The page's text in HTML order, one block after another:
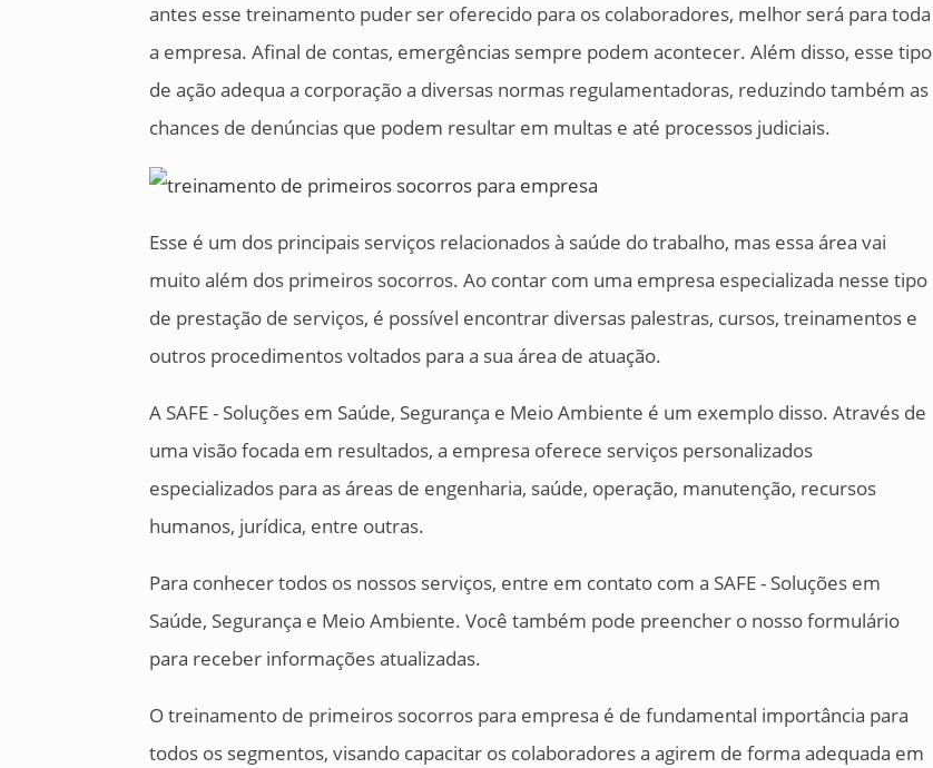
antes esse treinamento puder ser oferecido para os colaboradores, melhor será para toda
a empresa. Afinal de contas, emergências sempre podem acontecer. Além disso, esse tipo
de ação adequa a corporação a diversas normas regulamentadoras, reduzindo também as
chances de denúncias que podem resultar em multas e até processos judiciais.
Esse é um dos principais serviços relacionados à saúde do trabalho, mas essa área vai
muito além dos primeiros socorros. Ao contar com uma empresa especializada nesse tipo
de prestação de serviços, é possível encontrar diversas palestras, cursos, treinamentos e
outros procedimentos voltados para a sua área de atuação.
A SAFE - Soluções em Saúde, Segurança e Meio Ambiente é um exemplo disso. Através de
uma visão focada em resultados, a empresa oferece serviços personalizados
especializados para as áreas de engenharia, saúde, operação, manutenção, recursos
humanos, jurídica, entre outras.
Para conhecer todos os nossos serviços, entre em contato com a SAFE - Soluções em
Saúde, Segurança e Meio Ambiente. Você também pode preencher o nosso formulário
para receber informações atualizadas.
O treinamento de primeiros socorros para empresa é de fundamental importância para
todos os segmentos, visando capacitar os colaboradores a agirem de forma adequada em